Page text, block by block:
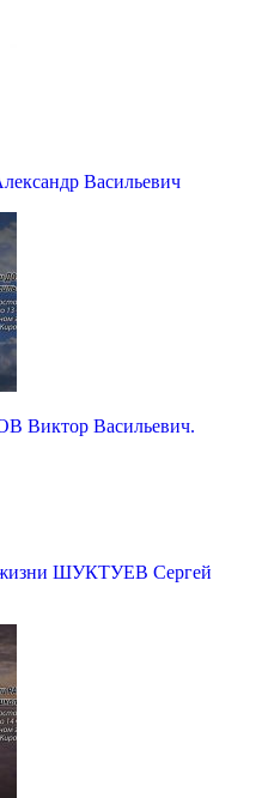
Васильевич
Виктор Васильевич.
жизни ШУКТУЕВ Сергей